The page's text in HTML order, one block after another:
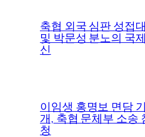
축협 외국 심판 성접
및 박문성 분노의 국
신
이임생 홍명보 면담
개, 축협 문체부 소송
청